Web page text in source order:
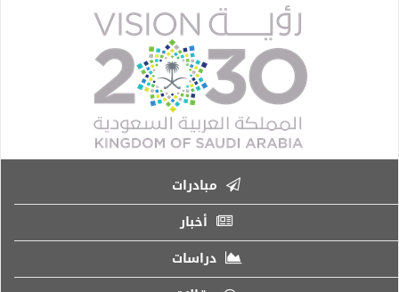
مبادرات
أخبار
دراسات